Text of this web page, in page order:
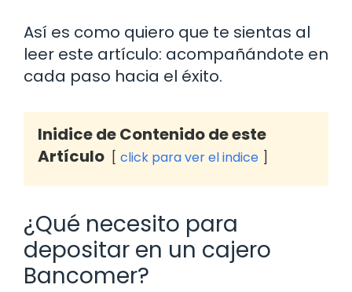
Así es como quiero que te sientas al
leer este artículo: acompañándote en
cada paso hacia el éxito.
Inidice de Contenido de este
Artículo
click para ver el indice
¿Qué necesito para
depositar en un cajero
Bancomer?